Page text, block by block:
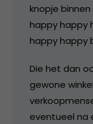
knopje
happy happy
happy happy
Die het dan
gewone
eventueel na